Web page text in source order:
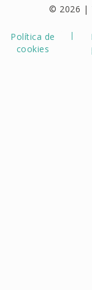
© 2026 |
Política de
cookies